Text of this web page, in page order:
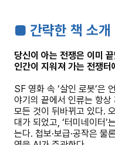
■ 간략한 책 소개
당신이 아는 전쟁은 이미
인간이 지워져 가는 전쟁
SF 영화 속 ‘살인 로봇’은
야기의 끝에서 인류는 항
모든 것이 뒤바뀌고 있다.
대가 되었고, ‘터미네이터’
는다. 첩보·보급·공작은 물